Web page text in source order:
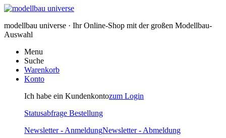
modellbau universe · Ihr Online-Shop mit der großen Modellbau-
Auswahl
Menu
Suche
Warenkorb
Konto
Ich habe ein Kundenkontozum Login
Statusabfrage Bestellung
Newsletter - AnmeldungNewsletter - Abmeldung